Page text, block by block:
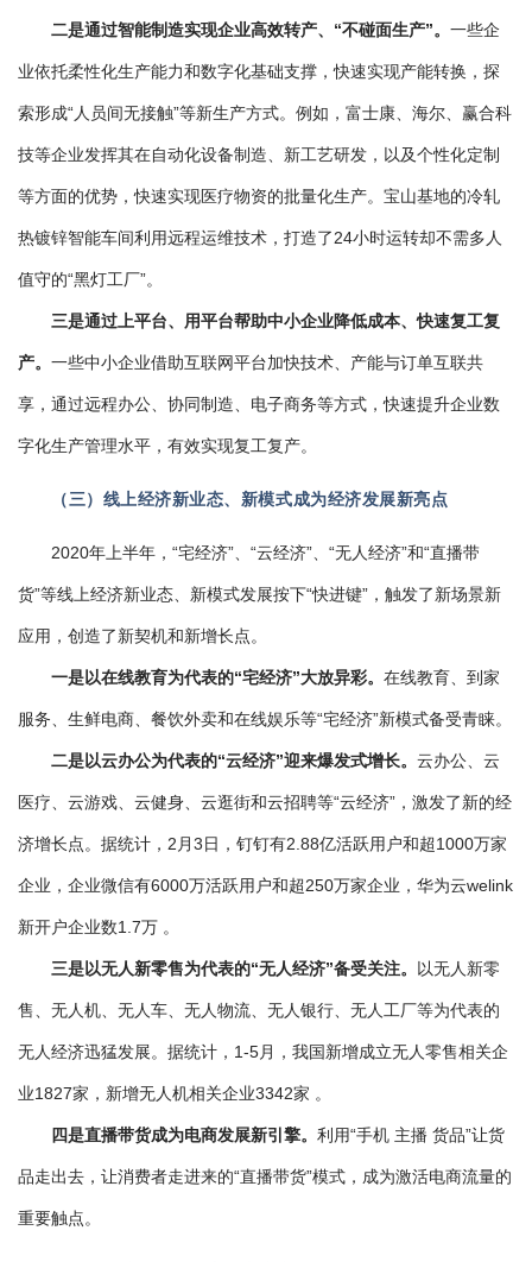
二是通过智能制造实现企业高效转产、“不碰面生产”。 一些企
业依托柔性化生产能力和数字化基础支撑，快速实现产能转换，探
索形成“人员间无接触”等新生产方式。例如，富士康、海尔、赢合科
技等企业发挥其在自动化设备制造、新工艺研发，以及个性化定制
等方面的优势，快速实现医疗物资的批量化生产。宝山基地的冷轧
热镀锌智能车间利用远程运维技术，打造了24小时运转却不需多人
值守的“黑灯工厂”。
三是通过上平台、用平台帮助中小企业降低成本、快速复工复
产。 一些中小企业借助互联网平台加快技术、产能与订单互联共
享，通过远程办公、协同制造、电子商务等方式，快速提升企业数
字化生产管理水平，有效实现复工复产。
（三）线上经济新业态、新模式成为经济发展新亮点
2020年上半年，“宅经济”、“云经济”、“无人经济”和“直播带
货”等线上经济新业态、新模式发展按下“快进键”，触发了新场景新
应用，创造了新契机和新增长点。
一是以在线教育为代表的“宅经济”大放异彩。 在线教育、到家
服务、生鲜电商、餐饮外卖和在线娱乐等“宅经济”新模式备受青睐。
二是以云办公为代表的“云经济”迎来爆发式增长。 云办公、云
医疗、云游戏、云健身、云逛街和云招聘等“云经济”，激发了新的经
济增长点。据统计，2月3日，钉钉有2.88亿活跃用户和超1000万家
企业，企业微信有6000万活跃用户和超250万家企业，华为云welink
新开户企业数1.7万 。
三是以无人新零售为代表的“无人经济”备受关注。 以无人新零
售、无人机、无人车、无人物流、无人银行、无人工厂等为代表的
无人经济迅猛发展。据统计，1-5月，我国新增成立无人零售相关企
业1827家，新增无人机相关企业3342家 。
四是直播带货成为电商发展新引擎。 利用“手机 主播 货品”让货
品走出去，让消费者走进来的“直播带货”模式，成为激活电商流量的
重要触点。